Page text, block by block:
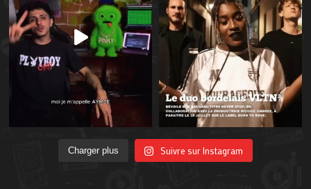
Charger plus Suivre sur Instagram